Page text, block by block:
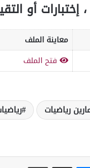
أو
معاينة الملف
فتح الملف
رياضيات